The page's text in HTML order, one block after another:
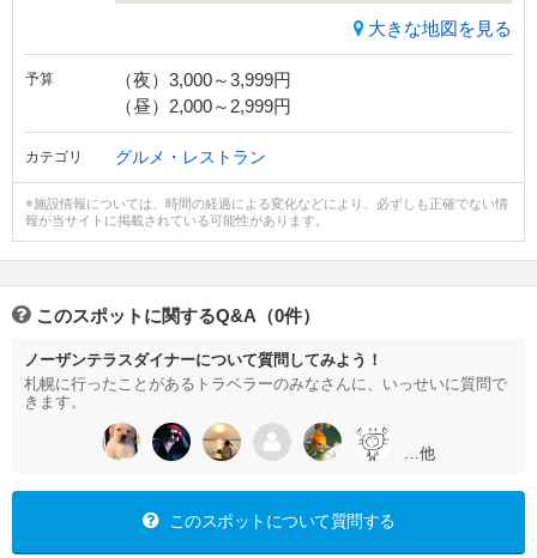
大きな地図を見る
予算
（夜）3,000～3,999円
（昼）2,000～2,999円
カテゴリ グルメ・レストラン
※施設情報については、時間の経過による変化などにより、必ずしも正確でない情
報が当サイトに掲載されている可能性があります。
このスポットに関するQ&A（0件）
ノーザンテラスダイナーについて質問してみよう！
札幌に行ったことがあるトラベラーのみなさんに、いっせいに質問で
きます。
…他
このスポットについて質問する